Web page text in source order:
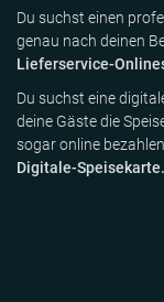
Du suchst einen
genau nach deinen
Lieferservice-
Du suchst eine
deine Gäste die
sogar online
Digitale-